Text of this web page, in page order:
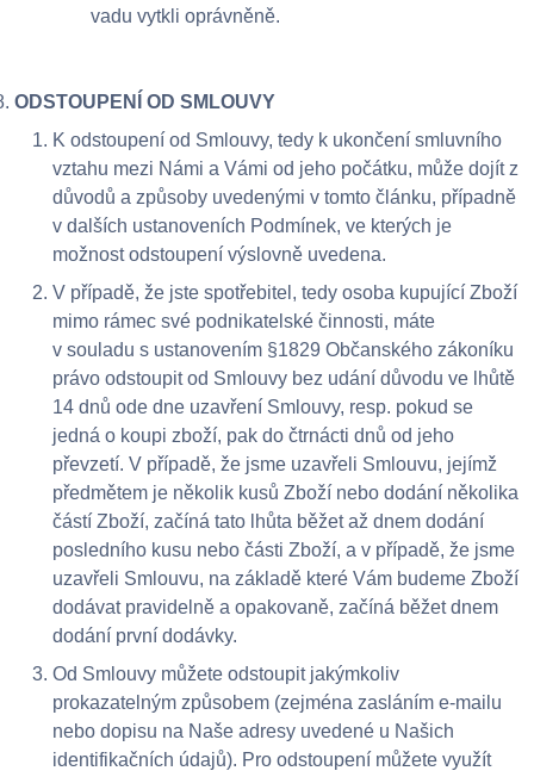
vadu vytkli oprávněně.
ODSTOUPENÍ OD SMLOUVY
K odstoupení od Smlouvy, tedy k ukončení smluvního
vztahu mezi Námi a Vámi od jeho počátku, může dojít z
důvodů a způsoby uvedenými v tomto článku, případně
v dalších ustanoveních Podmínek, ve kterých je
možnost odstoupení výslovně uvedena.
V případě, že jste spotřebitel, tedy osoba kupující Zboží
mimo rámec své podnikatelské činnosti, máte
v souladu s ustanovením §1829 Občanského zákoníku
právo odstoupit od Smlouvy bez udání důvodu ve lhůtě
14 dnů ode dne uzavření Smlouvy, resp. pokud se
jedná o koupi zboží, pak do čtrnácti dnů od jeho
převzetí. V případě, že jsme uzavřeli Smlouvu, jejímž
předmětem je několik kusů Zboží nebo dodání několika
částí Zboží, začíná tato lhůta běžet až dnem dodání
posledního kusu nebo části Zboží, a v případě, že jsme
uzavřeli Smlouvu, na základě které Vám budeme Zboží
dodávat pravidelně a opakovaně, začíná běžet dnem
dodání první dodávky.
Od Smlouvy můžete odstoupit jakýmkoliv
prokazatelným způsobem (zejména zasláním e-mailu
nebo dopisu na Naše adresy uvedené u Našich
identifikačních údajů). Pro odstoupení můžete využít